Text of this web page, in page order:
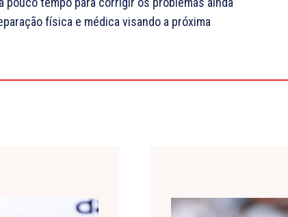
física e médica visando a próxima